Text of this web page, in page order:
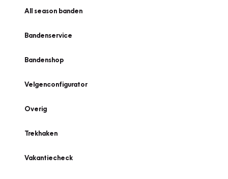
All season banden
Bandenservice
Bandenshop
Velgenconfigurator
Overig
Trekhaken
Vakantiecheck